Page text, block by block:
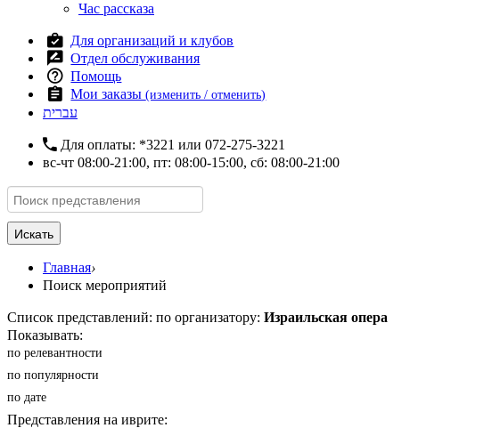
Час рассказа
Для организаций и клубов
Отдел обслуживания
Помощь
Мои заказы(изменить / отменить)
עברית
Для оплаты: *3221 или 072-275-3221
вс-чт 08:00-21:00, пт: 08:00-15:00, сб: 08:00-21:00
Искать
Главная›
Поиск мероприятий
Список представлений: по организатору: Израильская опера
Показывать:
по релевантности
по популярности
по дате
Представления на иврите: